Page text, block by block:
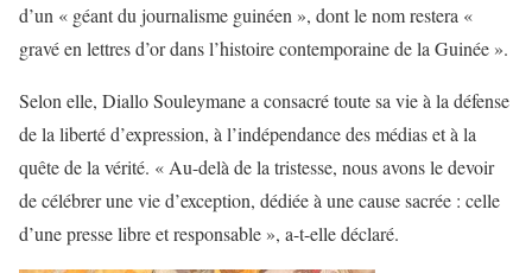
d’un « géant du journalisme guinéen », dont le nom restera «
gravé en lettres d’or dans l’histoire contemporaine de la Guinée ».
Selon elle, Diallo Souleymane a consacré toute sa vie à la défense
de la liberté d’expression, à l’indépendance des médias et à la
quête de la vérité. « Au-delà de la tristesse, nous avons le devoir
de célébrer une vie d’exception, dédiée à une cause sacrée : celle
d’une presse libre et responsable », a-t-elle déclaré.